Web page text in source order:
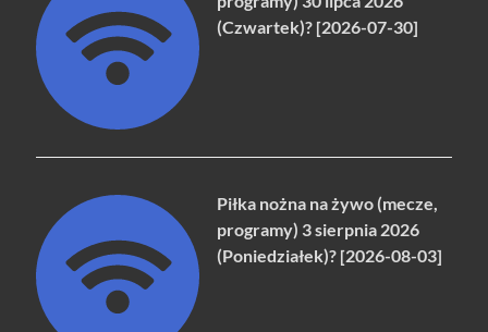
(Czwartek)? [2026-07-30]
Piłka nożna na żywo (mecze,
programy) 3 sierpnia 2026
(Poniedziałek)? [2026-08-03]